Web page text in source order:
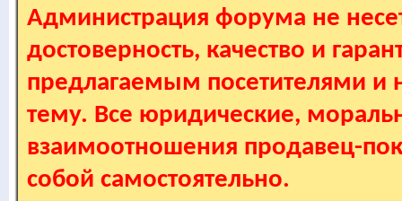
Администрация форума не
достоверность, качество и
предлагаемым посетителями и
тему. Все юридические,
взаимоотношения продавец-
собой самостоятельно.